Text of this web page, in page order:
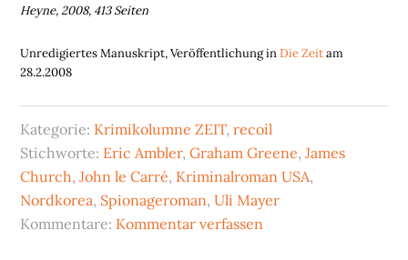
Heyne, 2008, 413 Seiten
Unredigiertes Manuskript, Veröffentlichung inDie Zeitam
28.2.2008
Kategorie: Krimikolumne ZEIT,recoil
Stichworte: Eric Ambler,Graham Greene,James
Church,John le Carré, Kriminalroman USA,
Nordkorea, Spionageroman,Uli Mayer
Kommentare: Kommentar verfassen